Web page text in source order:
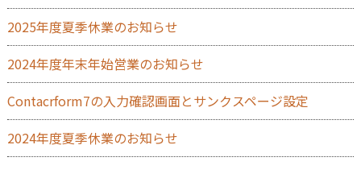
2025年度夏季休業のお知らせ
2024年度年末年始営業のお知らせ
Contacrform7の入力確認画面とサンクスページ設定
2024年度夏季休業のお知らせ